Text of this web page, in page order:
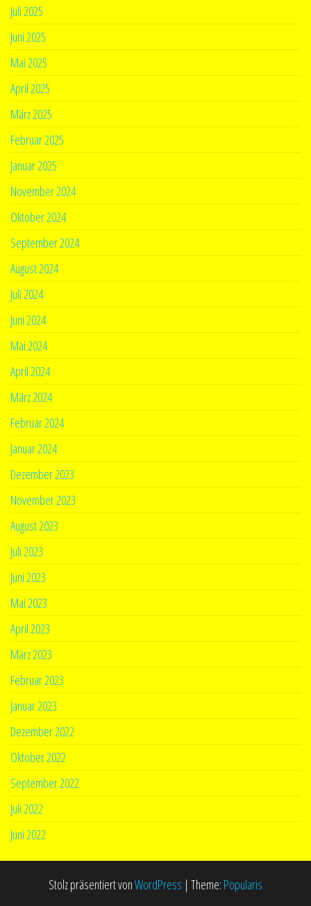
Juli 2025
Juni 2025
Mai 2025
April 2025
März 2025
Februar 2025
Januar 2025
November 2024
Oktober 2024
September 2024
August 2024
Juli 2024
Juni 2024
Mai 2024
April 2024
März 2024
Februar 2024
Januar 2024
Dezember 2023
November 2023
August 2023
Juli 2023
Juni 2023
Mai 2023
April 2023
März 2023
Februar 2023
Januar 2023
Dezember 2022
Oktober 2022
September 2022
Juli 2022
Juni 2022
Stolz präsentiert vonWordPress | Theme: Popularis